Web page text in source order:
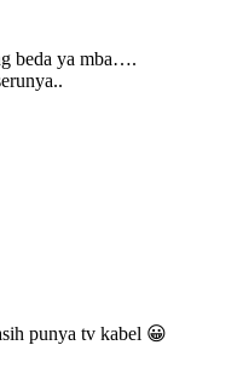
beda ya mba….
punya tv kabel 😀